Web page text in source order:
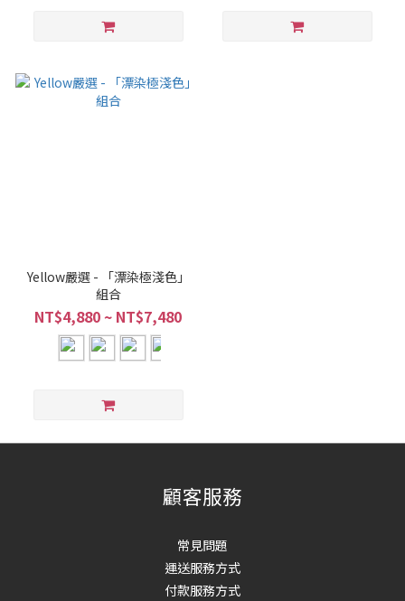
Yellow嚴選 - 「漂染極淺色」
組合
NT$4,880 ~ NT$7,480
顧客服務
常見問題
運送服務方式
付款服務方式